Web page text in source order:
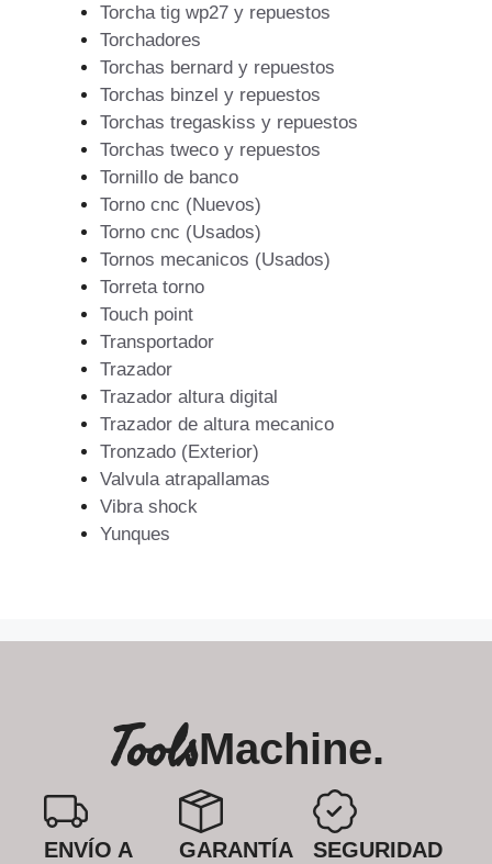
Torcha tig wp27 y repuestos
Torchadores
Torchas bernard y repuestos
Torchas binzel y repuestos
Torchas tregaskiss y repuestos
Torchas tweco y repuestos
Tornillo de banco
Torno cnc (Nuevos)
Torno cnc (Usados)
Tornos mecanicos (Usados)
Torreta torno
Touch point
Transportador
Trazador
Trazador altura digital
Trazador de altura mecanico
Tronzado (Exterior)
Valvula atrapallamas
Vibra shock
Yunques
ToolsMachine.
ENVÍO A
GARANTÍA
SEGURIDAD